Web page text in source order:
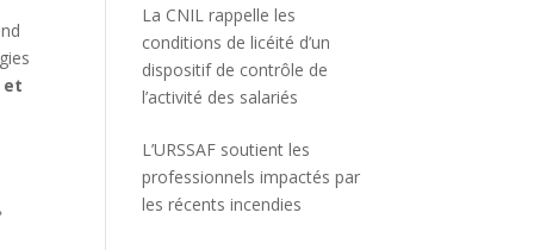
et
La CNIL rappelle les
conditions de licéité d’un
dispositif de contrôle de
l’activité des salariés
L’URSSAF soutient les
professionnels impactés par
les récents incendies